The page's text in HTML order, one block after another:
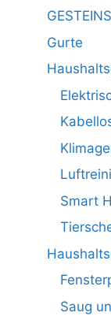
Gurte
Smart
Saug